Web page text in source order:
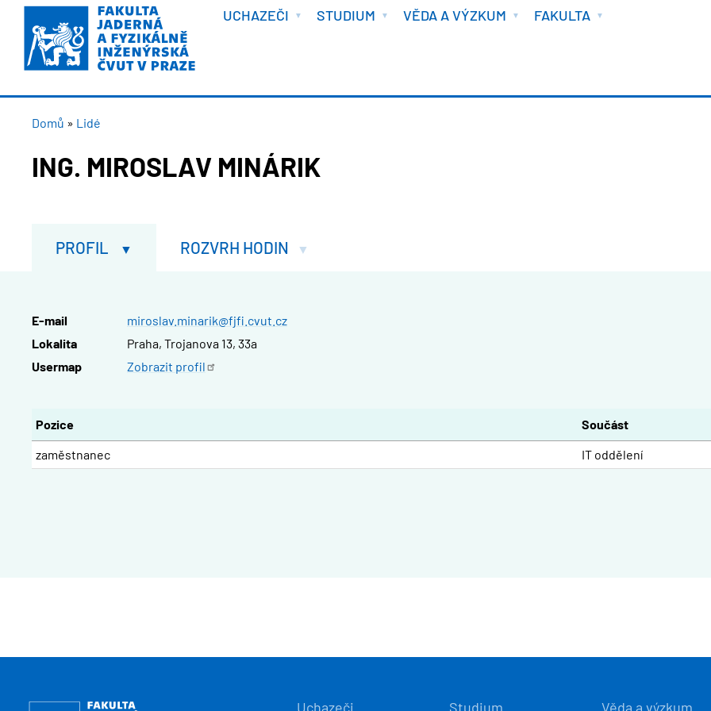
Přejít
hlavnímu
obsahu
VÍTEJTE
UCHAZEČI STUDIUM VĚDA A VÝZKUM FAKULTA
DROBEČKOVÁ
Domů Lidé
ING. MIROSLAV MINÁRIK
PROFIL ROZVRH HODIN
E-mail
miroslav.minarik@fjfi.cvut.cz
Lokalita
Praha, Trojanova 13, 33a
Usermap
Zobrazit profil
Pozice
Součást
zaměstnanec
IT oddělení
Uchazeči Studium Věda a výzkum
Obrázek